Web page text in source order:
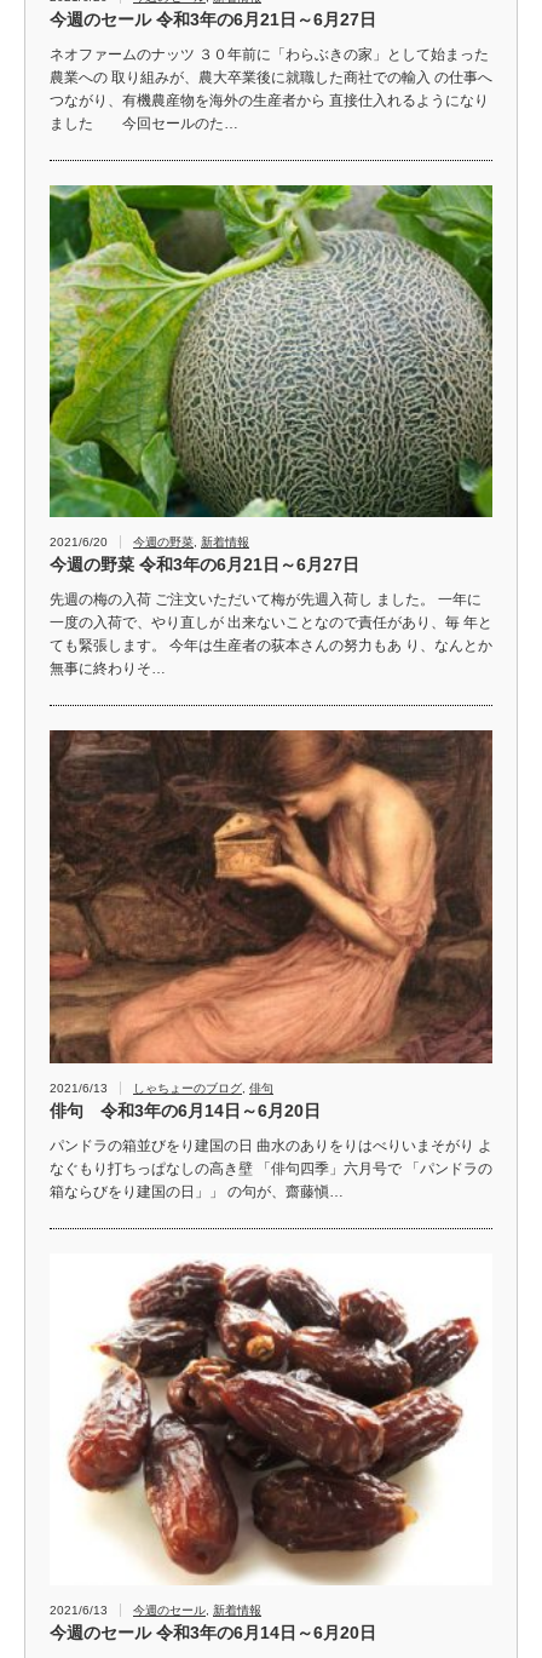
今週のセール 令和3年の6月21日～6月27日
ネオファームのナッツ ３０年前に「わらぶきの家」として始まった
農業への 取り組みが、農大卒業後に就職した商社での輸入 の仕事へ
つながり、有機農産物を海外の生産者から 直接仕入れるようになり
ました 今回セールのた…
2021/6/20 今週の野菜 新着情報
今週の野菜 令和3年の6月21日～6月27日
先週の梅の入荷 ご注文いただいて梅が先週入荷し ました。 一年に
一度の入荷で、やり直しが 出来ないことなので責任があり、毎 年と
ても緊張します。 今年は生産者の荻本さんの努力もあ り、なんとか
無事に終わりそ…
2021/6/13 しゃちょーのブログ 俳句
俳句 令和3年の6月14日～6月20日
パンドラの箱並びをり建国の日 曲水のありをりはべりいまそがり よ
なぐもり打ちっぱなしの高き壁 「俳句四季」六月号で 「パンドラの
箱ならびをり建国の日」」 の句が、齋藤愼…
2021/6/13 今週のセール 新着情報
今週のセール 令和3年の6月14日～6月20日